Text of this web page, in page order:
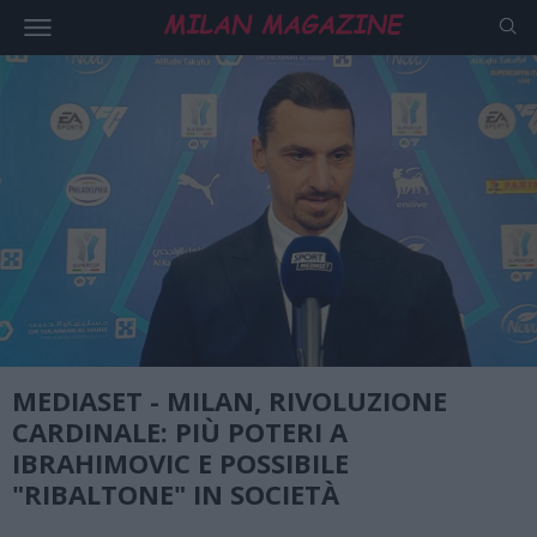
MEDIASET - MILAN, RIVOLUZIONE
CARDINALE: PIÙ POTERI A
IBRAHIMOVIC E POSSIBILE
"RIBALTONE" IN SOCIETÀ